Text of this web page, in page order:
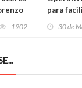
1902
para
30 de